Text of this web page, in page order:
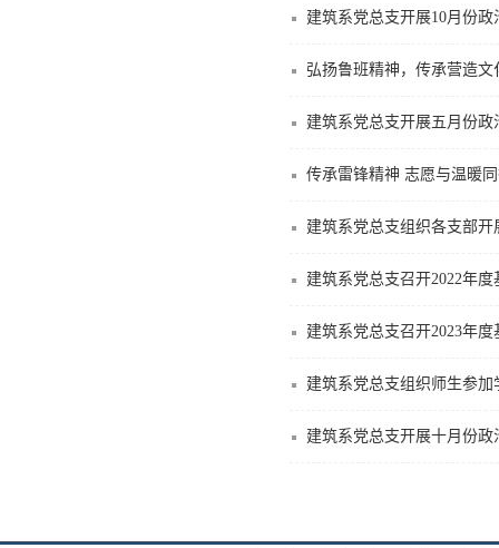
建筑系党总支开展10月份政
弘扬鲁班精神，传承营造
建筑系党总支开展五月份政
传承雷锋精神 志愿与温暖
建筑系党总支组织各支部开
建筑系党总支召开2022年
建筑系党总支召开2023年
建筑系党总支组织师生参
建筑系党总支开展十月份政